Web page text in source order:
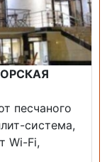
песчаного
система,
Wi-Fi,